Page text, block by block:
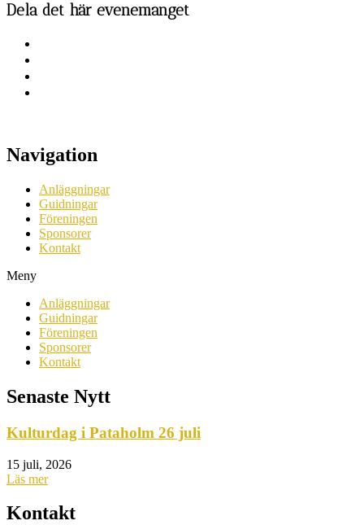
Dela det här evenemanget
Navigation
Anläggningar
Guidningar
Föreningen
Sponsorer
Kontakt
Meny
Anläggningar
Guidningar
Föreningen
Sponsorer
Kontakt
Senaste Nytt
Kulturdag i Pataholm 26 juli
15 juli, 2026
Läs mer
Kontakt